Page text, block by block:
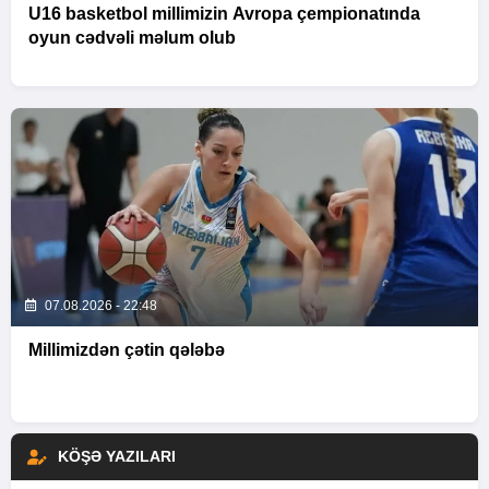
U16 basketbol millimizin Avropa çempionatında
oyun cədvəli məlum olub
07.08.2026 - 22:48
Millimizdən çətin qələbə
KÖŞƏ YAZILARI